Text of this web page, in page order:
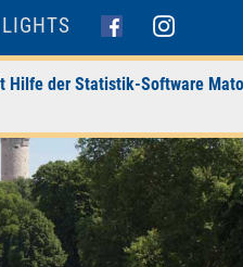
der Statistik-Software